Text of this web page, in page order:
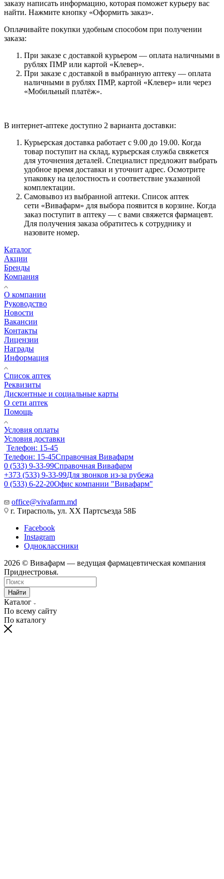
заказу написать информацию, которая поможет курьеру вас
найти. Нажмите кнопку «Оформить заказ».
Оплачивайте покупки удобным способом при получении
заказа:
При заказе с доставкой курьером — оплата наличными в
рублях ПМР или картой «Клевер».
При заказе с доставкой в выбранную аптеку — оплата
наличными в рублях ПМР, картой «Клевер» или через
«Мобильный платёж».
В интернет-аптеке доступно 2 варианта доставки:
Курьерская доставка работает с 9.00 до 19.00. Когда
товар поступит на склад, курьерская служба свяжется
для уточнения деталей. Специалист предложит выбрать
удобное время доставки и уточнит адрес. Осмотрите
упаковку на целостность и соответствие указанной
комплектации.
Самовывоз из выбранной аптеки. Список аптек
сети «Вивафарм» для выбора появится в корзине. Когда
заказ поступит в аптеку — с вами свяжется фармацевт.
Для получения заказа обратитесь к сотруднику и
назовите номер.
Каталог
Акции
Бренды
Компания
О компании
Руководство
Новости
Вакансии
Контакты
Лицензии
Награды
Информация
Список аптек
Реквизиты
Дисконтные и социальные карты
О сети аптек
Помощь
Условия оплаты
Условия доставки
Телефон: 15-45
Телефон: 15-45Справочная Вивафарм
0 (533) 9-33-99Справочная Вивафарм
+373 (533) 9-33-99Для звонков из-за рубежа
0 (533) 6-22-20Офис компании "Вивафарм"
office@vivafarm.md
г. Тирасполь, ул. ХХ Партсъезда 58Б
Facebook
Instagram
Одноклассники
2026 © Вивафарм — ведущая фармацевтическая компания
Приднестровья.
Найти
Каталог
По всему сайту
По каталогу